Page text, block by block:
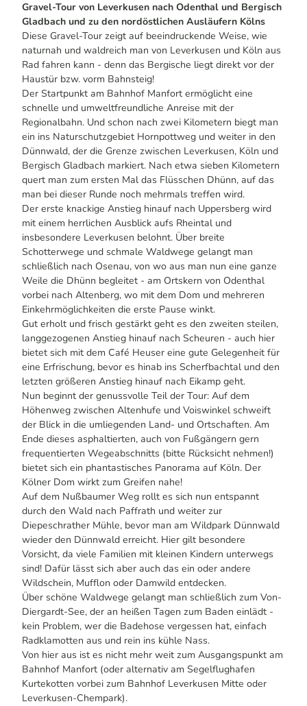
Gravel-Tour von Leverkusen nach Odenthal und Bergisch
Gladbach und zu den nordöstlichen Ausläufern Kölns
Diese Gravel-Tour zeigt auf beeindruckende Weise, wie
naturnah und waldreich man von Leverkusen und Köln aus
Rad fahren kann - denn das Bergische liegt direkt vor der
Haustür bzw. vorm Bahnsteig!
Der Startpunkt am Bahnhof Manfort ermöglicht eine
schnelle und umweltfreundliche Anreise mit der
Regionalbahn. Und schon nach zwei Kilometern biegt man
ein ins Naturschutzgebiet Hornpottweg und weiter in den
Dünnwald, der die Grenze zwischen Leverkusen, Köln und
Bergisch Gladbach markiert. Nach etwa sieben Kilometern
quert man zum ersten Mal das Flüsschen Dhünn, auf das
man bei dieser Runde noch mehrmals treffen wird.
Der erste knackige Anstieg hinauf nach Uppersberg wird
mit einem herrlichen Ausblick aufs Rheintal und
insbesondere Leverkusen belohnt. Über breite
Schotterwege und schmale Waldwege gelangt man
schließlich nach Osenau, von wo aus man nun eine ganze
Weile die Dhünn begleitet - am Ortskern von Odenthal
vorbei nach Altenberg, wo mit dem Dom und mehreren
Einkehrmöglichkeiten die erste Pause winkt.
Gut erholt und frisch gestärkt geht es den zweiten steilen,
langgezogenen Anstieg hinauf nach Scheuren - auch hier
bietet sich mit dem Café Heuser eine gute Gelegenheit für
eine Erfrischung, bevor es hinab ins Scherfbachtal und den
letzten größeren Anstieg hinauf nach Eikamp geht.
Nun beginnt der genussvolle Teil der Tour: Auf dem
Höhenweg zwischen Altenhufe und Voiswinkel schweift
der Blick in die umliegenden Land- und Ortschaften. Am
Ende dieses asphaltierten, auch von Fußgängern gern
frequentierten Wegeabschnitts (bitte Rücksicht nehmen!)
bietet sich ein phantastisches Panorama auf Köln. Der
Kölner Dom wirkt zum Greifen nahe!
Auf dem Nußbaumer Weg rollt es sich nun entspannt
durch den Wald nach Paffrath und weiter zur
Diepeschrather Mühle, bevor man am Wildpark Dünnwald
wieder den Dünnwald erreicht. Hier gilt besondere
Vorsicht, da viele Familien mit kleinen Kindern unterwegs
sind! Dafür lässt sich aber auch das ein oder andere
Wildschein, Mufflon oder Damwild entdecken.
Über schöne Waldwege gelangt man schließlich zum Von-
Diergardt-See, der an heißen Tagen zum Baden einlädt -
kein Problem, wer die Badehose vergessen hat, einfach
Radklamotten aus und rein ins kühle Nass.
Von hier aus ist es nicht mehr weit zum Ausgangspunkt am
Bahnhof Manfort (oder alternativ am Segelflughafen
Kurtekotten vorbei zum Bahnhof Leverkusen Mitte oder
Leverkusen-Chempark).